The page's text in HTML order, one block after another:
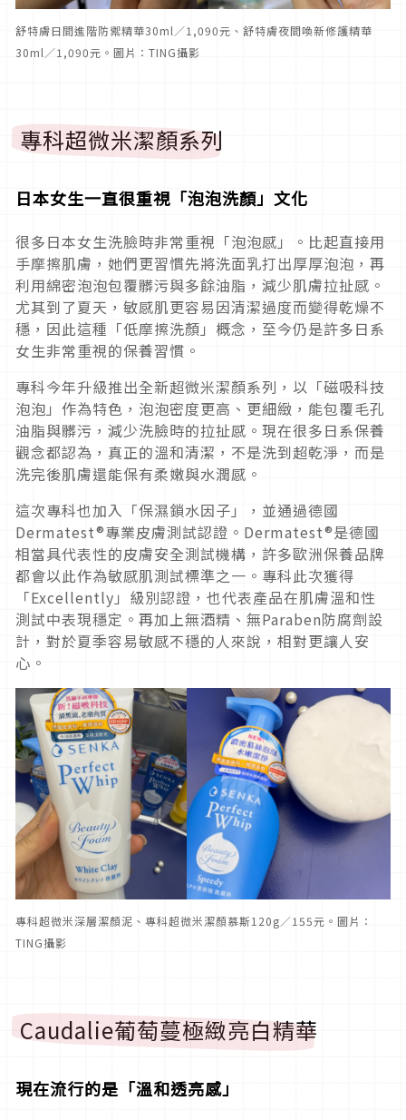
舒特膚日間進階防禦精華30ml／1,090元、舒特膚夜間喚新修護精華
30ml／1,090元。圖片：TING攝影
專科超微米潔顏系列
日本女生一直很重視「泡泡洗顏」文化
很多日本女生洗臉時非常重視「泡泡感」。比起直接用
手摩擦肌膚，她們更習慣先將洗面乳打出厚厚泡泡，再
利用綿密泡泡包覆髒污與多餘油脂，減少肌膚拉扯感。
尤其到了夏天，敏感肌更容易因清潔過度而變得乾燥不
穩，因此這種「低摩擦洗顏」概念，至今仍是許多日系
女生非常重視的保養習慣。
專科今年升級推出全新超微米潔顏系列，以「磁吸科技
泡泡」作為特色，泡泡密度更高、更細緻，能包覆毛孔
油脂與髒污，減少洗臉時的拉扯感。現在很多日系保養
觀念都認為，真正的溫和清潔，不是洗到超乾淨，而是
洗完後肌膚還能保有柔嫩與水潤感。
這次專科也加入「保濕鎖水因子」，並通過德國
Dermatest®專業皮膚測試認證。Dermatest®是德國
相當具代表性的皮膚安全測試機構，許多歐洲保養品牌
都會以此作為敏感肌測試標準之一。專科此次獲得
「Excellently」級別認證，也代表產品在肌膚溫和性
測試中表現穩定。再加上無酒精、無Paraben防腐劑設
計，對於夏季容易敏感不穩的人來說，相對更讓人安
心。
專科超微米深層潔顏泥、專科超微米潔顏慕斯120g／155元。圖片：
TING攝影
Caudalie葡萄蔓極緻亮白精華
現在流行的是「溫和透亮感」